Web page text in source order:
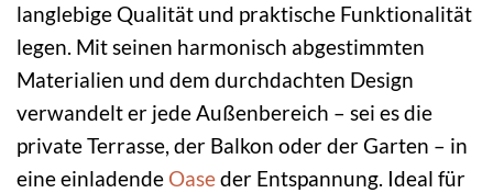
langlebige Qualität und praktische Funktionalität
legen. Mit seinen harmonisch abgestimmten
Materialien und dem durchdachten Design
verwandelt er jede Außenbereich – sei es die
private Terrasse, der Balkon oder der Garten – in
eine einladende Oaseder Entspannung. Ideal für